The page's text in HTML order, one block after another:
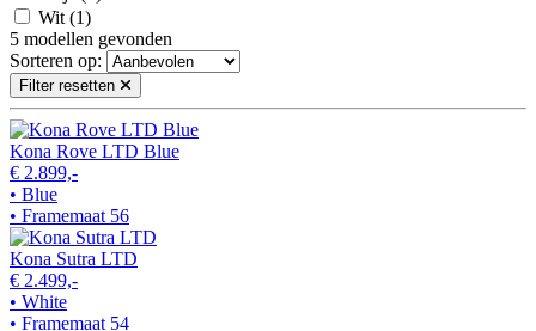
Wit (1)
5 modellen gevonden
Sorteren op:
Filter resetten
Kona Rove LTD Blue
€ 2.899,-
• Blue
• Framemaat 56
Kona Sutra LTD
€ 2.499,-
• White
• Framemaat 54